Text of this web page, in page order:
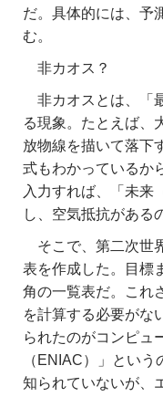
だ。具体的には、予
む。
非カオス？
非カオスとは、「
る現象。たとえば、
放物線を描いて落下
式もわかっているか
入力すれば、「未来
し、空気抵抗がある
そこで、第二次世
表を作成した。目標
角の一覧表だ。これ
を計算する必要がな
られたのがコンピュ
（ENIAC）」とい
知られていないが、